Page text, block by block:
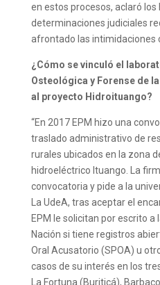
en estos procesos, aclaró los
determinaciones judiciales
afrontado las intimidaciones
¿Cómo se vinculó el
Osteológica y Forense de
al proyecto Hidroituango?
“En 2017 EPM hizo una
traslado administrativo de
rurales ubicados en la zona
hidroeléctrico Ituango. La
convocatoria y pide a la
La UdeA, tras aceptar el
EPM le solicitan por escrito a
Nación si tiene registros
Oral Acusatorio (SPOA) u
casos de su interés en los
La Fortuna (Buriticá),